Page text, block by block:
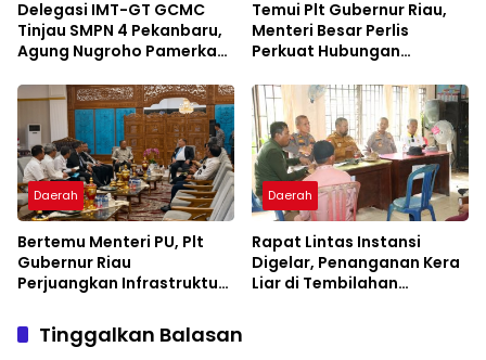
Delegasi IMT-GT GCMC
Tinjau SMPN 4 Pekanbaru,
Agung Nugroho Pamerkan
Temui Plt Gubernur Riau,
Menteri Besar Perlis
Perkuat Hubungan
Daerah
Bertemu Menteri PU, Plt
Gubernur Riau
Perjuangkan Infrastruktur
Daerah
Rapat Lintas Instansi
Digelar, Penanganan Kera
Liar di Tembilahan
Tinggalkan Balasan